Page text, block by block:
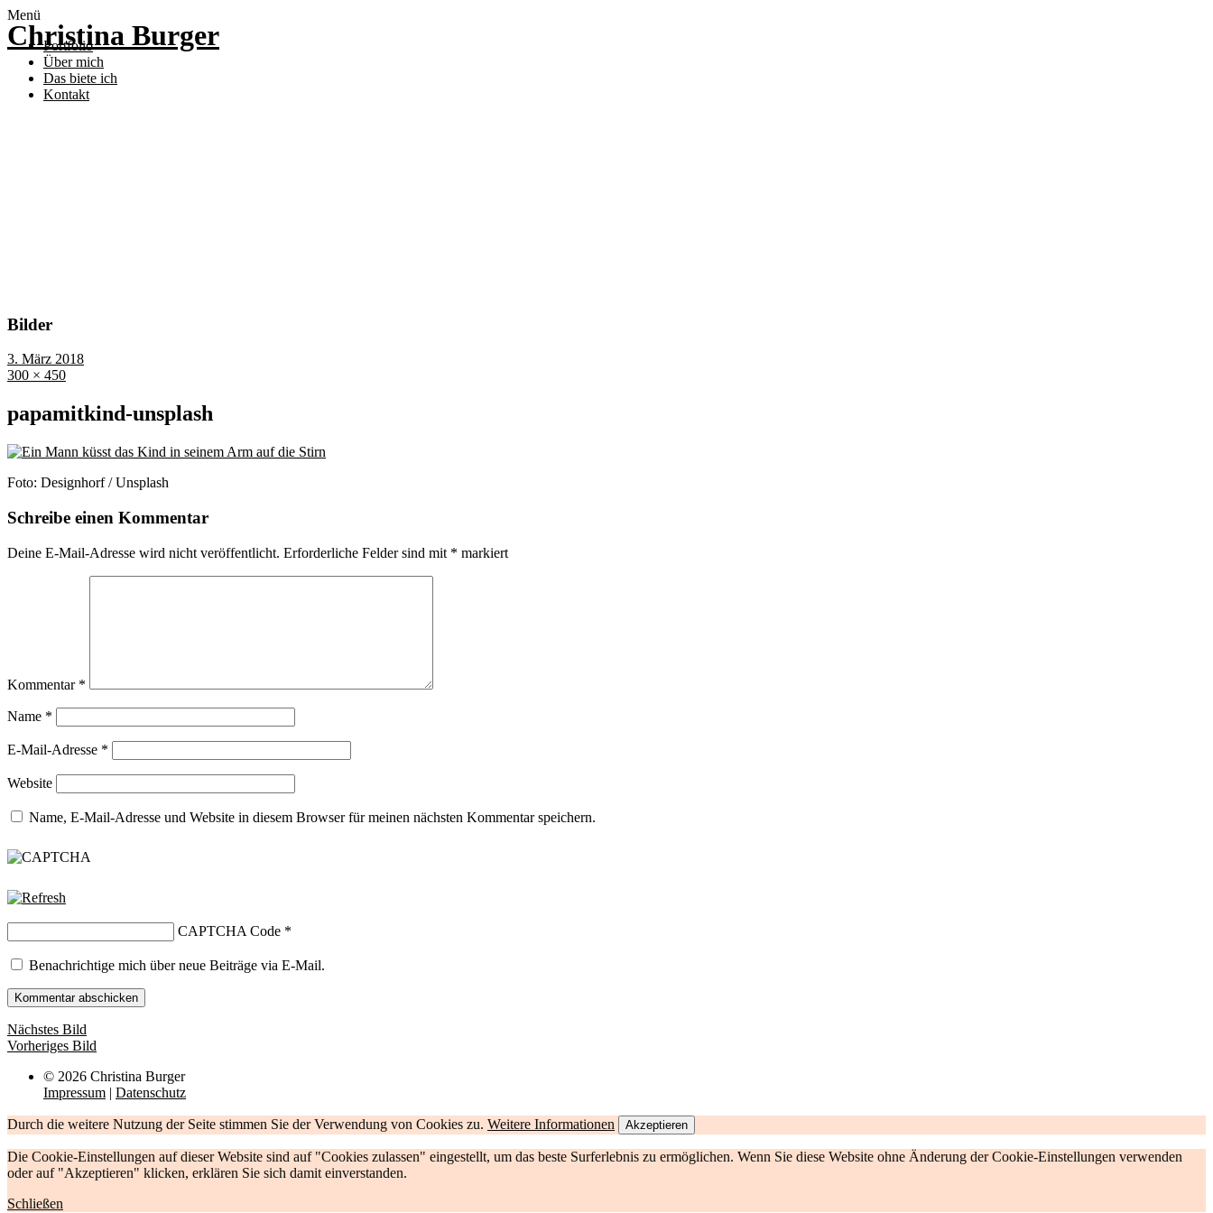
Menü
Portfolio
Über mich
Das biete ich
Kontakt
Christina Burger
Bilder
3. März 2018
300 × 450
papamitkind-unsplash
Foto: Designhorf / Unsplash
Schreibe einen Kommentar
Deine E-Mail-Adresse wird nicht veröffentlicht. Erforderliche Felder sind mit * markiert
Kommentar *
Name *
E-Mail-Adresse *
Website
Name, E-Mail-Adresse und Website in diesem Browser für meinen nächsten Kommentar speichern.
CAPTCHA Code *
Benachrichtige mich über neue Beiträge via E-Mail.
Nächstes Bild
Vorheriges Bild
© 2026 Christina Burger
Impressum | Datenschutz
Durch die weitere Nutzung der Seite stimmen Sie der Verwendung von Cookies zu. Weitere Informationen Akzeptieren
Die Cookie-Einstellungen auf dieser Website sind auf "Cookies zulassen" eingestellt, um das beste Surferlebnis zu ermöglichen. Wenn Sie diese Website ohne Änderung der Cookie-Einstellungen verwenden
oder auf "Akzeptieren" klicken, erklären Sie sich damit einverstanden.
Schließen